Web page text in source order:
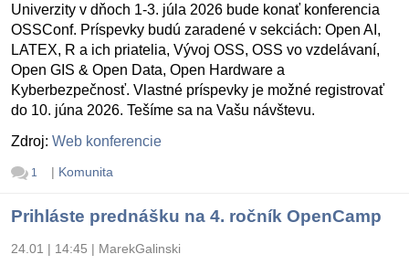
Univerzity v dňoch 1-3. júla 2026 bude konať konferencia
OSSConf. Príspevky budú zaradené v sekciách: Open AI,
LATEX, R a ich priatelia, Vývoj OSS, OSS vo vzdelávaní,
Open GIS & Open Data, Open Hardware a
Kyberbezpečnosť. Vlastné príspevky je možné registrovať
do 10. júna 2026. Tešíme sa na Vašu návštevu.
Zdroj: Web konferencie
1 | Komunita
Prihláste prednášku na 4. ročník OpenCamp
24.01 | 14:45 | MarekGalinski